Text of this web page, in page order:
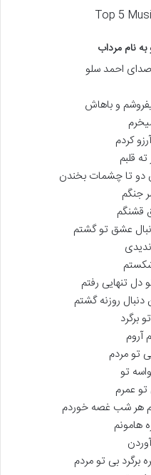
Top 5
احمد سلو
و باهاش
کردم
قلبم
تا چشمات بخندن
جنگم
قشنگم
عشق تو گشتم
تنهایی رفتم
روزنه گشتم
برگرد
آروم
تو مردم
تو
تو عمرم
هر شب غصه خوردم
هامونم
برگرد بی تو مردم